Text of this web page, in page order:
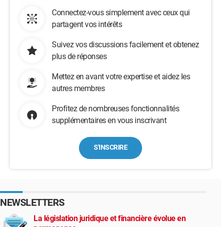
Connectez-vous simplement avec ceux qui
partagent vos intérêts
Suivez vos discussions facilement et obtenez
plus de réponses
Mettez en avant votre expertise et aidez les
autres membres
Profitez de nombreuses fonctionnalités
supplémentaires en vous inscrivant
S'INSCRIRE
NEWSLETTERS
La législation juridique et financière évolue en